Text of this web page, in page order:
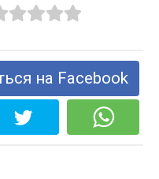
на Facebook